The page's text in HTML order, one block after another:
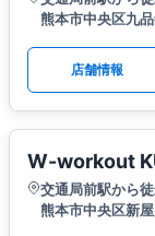
熊本市中央区九
店舗情報
W-workout
交通局前駅から
熊本市中央区新